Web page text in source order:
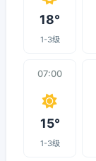
18°
1-3级
07:00
15°
1-3级